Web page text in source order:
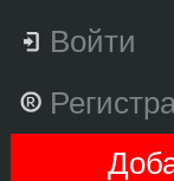
Войти